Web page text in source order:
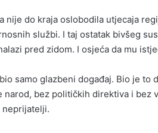
nije do kraja oslobodila utjecaja
službi. I taj ostatak bivšeg
pred zidom. I osjeća da mu
samo glazbeni događaj. Bio je to
bez političkih direktiva i bez
neprijatelji.